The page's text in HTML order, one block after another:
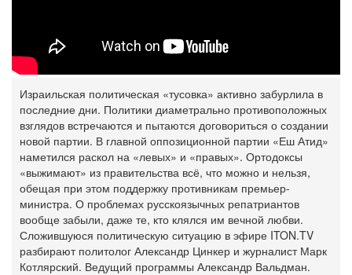
Израильская политическая «тусовка» активно забурлила в
последние дни. Политики диаметрально противоположных
взглядов встречаются и пытаются договориться о создании
новой партии. В главной оппозиционной партии «Еш Атид»
наметился раскол на «левых» и «правых». Ортодоксы
«выжимают» из правительства всё, что можно и нельзя,
обещая при этом поддержку противникам премьер-
министра. О проблемах русскоязычных репатриантов
вообще забыли, даже те, кто клялся им вечной любви.
Сложившуюся политическую ситуацию в эфире ITON.TV
разбирают политолог Александр Цинкер и журналист Марк
Котлярский. Ведущий программы Александр Вальдман.